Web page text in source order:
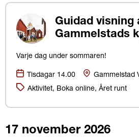
Guidad visning
Gammelstads
Varje dag under sommaren!
Datum:
Tisdagar 14.00 Plats
Gammelstad
Kategorier:
Aktivitet, Boka online, Året runt
17 november 2026